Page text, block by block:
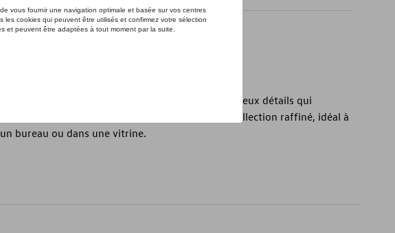
ID.4 à l’échelle 1:43 est réalisé avec de nombreux détails qui
fidèlement le design original. C’est un objet de collection raffiné, idéal à
bureau ou dans une vitrine.